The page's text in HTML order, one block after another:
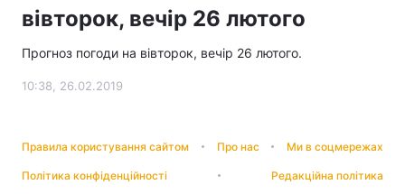
вівторок, вечір 26 лютого
Прогноз погоди на вівторок, вечір 26 лютого.
10:38, 26.02.2019
Правила користування сайтом Про нас Ми в соцмережах
Політика конфіденційності Редакційна політика